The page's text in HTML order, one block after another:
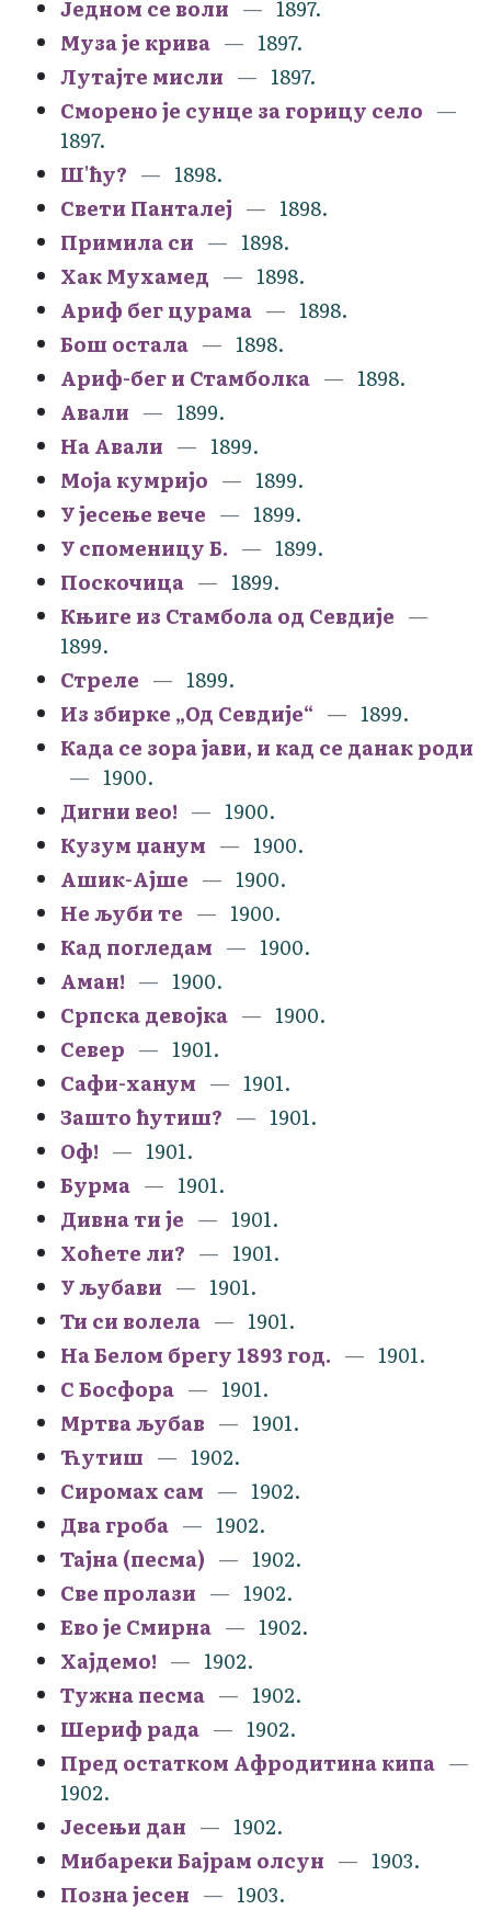
Једном се воли
1897.
Муза је крива
1897.
Лутајте мисли
1897.
Сморено је сунце за горицу село
1897.
Ш'ћу?
1898.
Свети Панталеј
1898.
Примила си
1898.
Хак Мухамед
1898.
Ариф бег цурама
1898.
Бош остала
1898.
Ариф-бег и Стамболка
1898.
Авали
1899.
На Авали
1899.
Моја кумријо
1899.
У јесење вече
1899.
У споменицу Б.
1899.
Поскочица
1899.
Књиге из Стамбола од Севдије
1899.
Стреле
1899.
Из збирке „Од Севдије“
1899.
Када се зора јави, и кад се данак роди
1900.
Дигни вео!
1900.
Кузум џанум
1900.
Ашик-Ајше
1900.
Не љуби те
1900.
Кад погледам
1900.
Аман!
1900.
Српска девојка
1900.
Север
1901.
Сафи-ханум
1901.
Зашто ћутиш?
1901.
Оф!
1901.
Бурма
1901.
Дивна ти је
1901.
Хоћете ли?
1901.
У љубави
1901.
Ти си волела
1901.
На Белом брегу 1893 год.
1901.
С Босфора
1901.
Мртва љубав
1901.
Ћутиш
1902.
Сиромах сам
1902.
Два гроба
1902.
Тајна (песма)
1902.
Све пролази
1902.
Ево је Смирна
1902.
Хајдемо!
1902.
Тужна песма
1902.
Шериф рада
1902.
Пред остатком Афродитина кипа
1902.
Јесењи дан
1902.
Мибареки Бајрам олсун
1903.
Позна јесен
1903.